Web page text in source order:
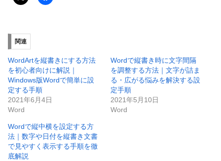
関連
WordArtを縦書きにする方法
を初心者向けに解説｜
Windows版Wordで簡単に設
定する手順
2021年6月4日
Word
Wordで縦書き時に文字間隔
を調整する方法｜文字が詰ま
る・広がる悩みを解決する設
定手順
2021年5月10日
Word
Wordで縦中横を設定する方
法｜数字や日付を縦書き文書
で見やすく表示する手順を徹
底解説